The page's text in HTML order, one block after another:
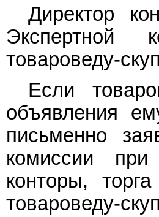
Директор
Экспертной
товароведу-
Если
объявления
письменно
комиссии
конторы,
товароведу-